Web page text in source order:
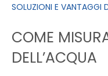
SOLUZIONI E VANTAGGI
COME
DELL’ACQUA